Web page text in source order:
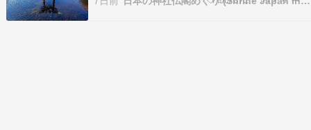
祖神社 近くにある観光スポット】 【天祖神社 ア